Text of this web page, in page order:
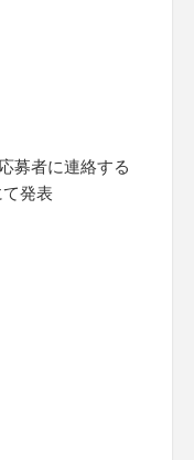
募者に連絡する
発表